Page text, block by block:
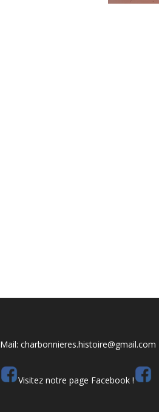
Mail: charbonnieres.histoire@gmail.com
Visitez notre page Facebook !